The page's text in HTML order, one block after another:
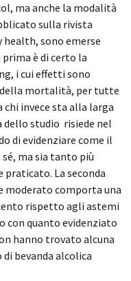
ma anche la modalità
sulla rivista
sono emerse
è di certo la
i cui effetti sono
della mortalità, per tutte
chi invece sta alla larga
dello studio risiede nel
di evidenziare come il
ma sia tanto più
La seconda
moderato comporta una
rispetto agli astemi
con quanto evidenziato
hanno trovato alcuna
bevanda alcolica